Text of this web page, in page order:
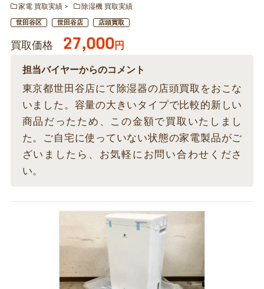
家電 買取実績
除湿機 買取実績
世田谷区 世田谷店 店頭買取
買取価格 27,000円
担当バイヤーからのコメント
東京都世田谷店にて除湿器の店頭買取をおこな
いました。容量の大きいタイプで比較的新しい
商品だったため、この金額で買取いたしまし
た。ご自宅に使っていない状態の家電製品がご
ざいましたら、お気軽にお問い合わせくださ
い。